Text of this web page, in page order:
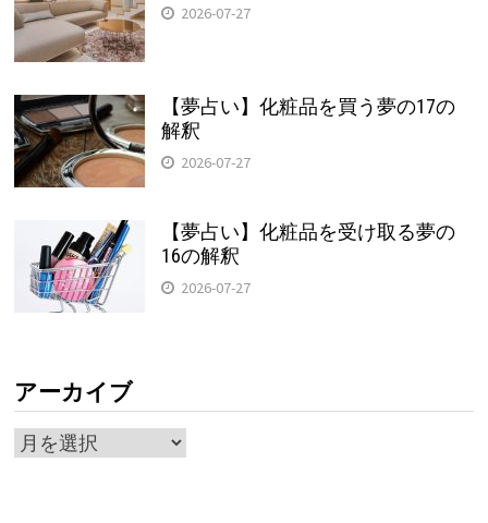
2026-07-27
【夢占い】化粧品を買う夢の17の
解釈
2026-07-27
【夢占い】化粧品を受け取る夢の
16の解釈
2026-07-27
アーカイブ
ア